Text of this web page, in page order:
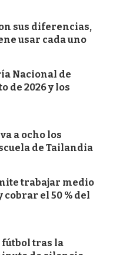
sus diferencias,
usar cada uno
Nacional de
de 2026 y los
a ocho los
de Tailandia
trabajar medio
el 50 % del
fútbol tras la